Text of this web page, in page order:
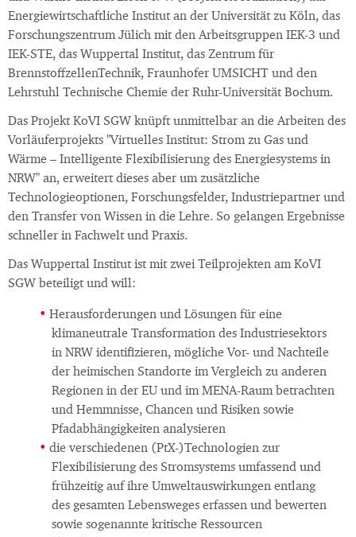
Energiewirtschaftliche Institut an der Universität zu Köln, das
Forschungszentrum Jülich mit den Arbeitsgruppen IEK-3 und
IEK-STE, das Wuppertal Institut, das Zentrum für
BrennstoffzellenTechnik, Fraunhofer UMSICHT und den
Lehrstuhl Technische Chemie der Ruhr-Universität Bochum.
Das Projekt KoVI SGW knüpft unmittelbar an die Arbeiten des
Vorläuferprojekts "Virtuelles Institut: Strom zu Gas und
Wärme – Intelligente Flexibilisierung des Energiesystems in
NRW" an, erweitert dieses aber um zusätzliche
Technologieoptionen, Forschungsfelder, Industriepartner und
den Transfer von Wissen in die Lehre. So gelangen Ergebnisse
schneller in Fachwelt und Praxis.
Das Wuppertal Institut ist mit zwei Teilprojekten am KoVI
SGW beteiligt und will:
Herausforderungen und Lösungen für eine
klimaneutrale Transformation des Industriesektors
in NRW identifizieren, mögliche Vor- und Nachteile
der heimischen Standorte im Vergleich zu anderen
Regionen in der EU und im MENA-Raum betrachten
und Hemmnisse, Chancen und Risiken sowie
Pfadabhängigkeiten analysieren
die verschiedenen (PtX-)Technologien zur
Flexibilisierung des Stromsystems umfassend und
frühzeitig auf ihre Umweltauswirkungen entlang
des gesamten Lebensweges erfassen und bewerten
sowie sogenannte kritische Ressourcen